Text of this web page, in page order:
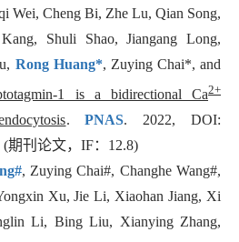
Wei, Cheng Bi, Zhe Lu, Qian Song,
Shuli Shao, Jiangang Long,
Rong Huang*, Zuying Chai*, and
1 is a bidirectional Ca2+
.PNAS. 2022, DOI:
(期刊论文， IF： 12.8)
, Zuying Chai#, Changhe Wang#,
Xu, Jie Li, Xiaohan Jiang, Xi
Li, Bing Liu, Xianying Zhang,